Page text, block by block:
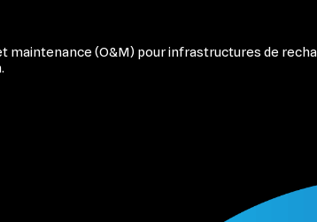
maintenance (O&M) pour infrastructures de